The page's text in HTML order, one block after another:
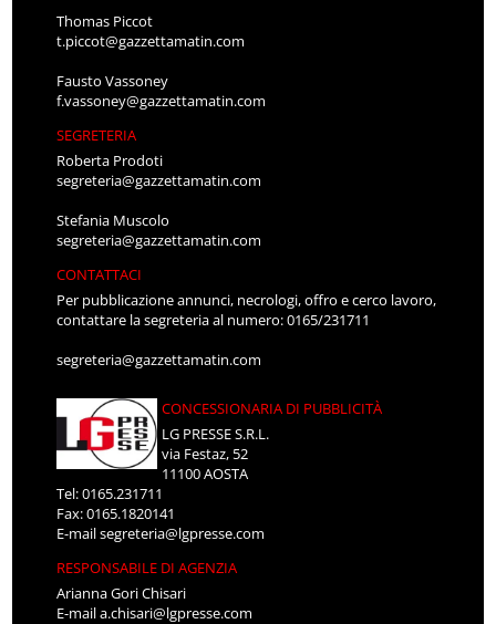
Thomas Piccot
t.piccot@gazzettamatin.com
Fausto Vassoney
f.vassoney@gazzettamatin.com
SEGRETERIA
Roberta Prodoti
segreteria@gazzettamatin.com
Stefania Muscolo
segreteria@gazzettamatin.com
CONTATTACI
Per pubblicazione annunci, necrologi, offro e cerco lavoro,
contattare la segreteria al numero: 0165/231711
segreteria@gazzettamatin.com
CONCESSIONARIA DI PUBBLICITÀ
LG PRESSE S.R.L.
via Festaz, 52
11100 AOSTA
Tel: 0165.231711
Fax: 0165.1820141
E-mailsegreteria@lgpresse.com
RESPONSABILE DI AGENZIA
Arianna Gori Chisari
E-maila.chisari@lgpresse.com